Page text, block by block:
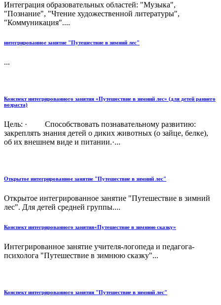
Интеграция образовательных областей: "Музыка",
"Познание", "Чтение художественной литературы",
"Коммуникация"....
интегрированное занятие "Путешествие в зимний лес"
...
Конспект интегрированного занятия «Путешествие в зимний лес» (для детей раннего
возраста)
Цель: · Способствовать познавательному развитию:
закреплять знания детей о диких животных (о зайце, белке),
об их внешнем виде и питании.·...
Открытое интегрированное занятие "Путешествие в зимний лес"
Открытое интегрированное занятие "Путешествие в зимний
лес". Для детей средней группы....
Конспект интегрированного занятия«Путешествие в зимнюю сказку»
Интегрированное занятие учителя-логопеда и педагога-
психолога "Путешествие в зимнюю сказку"...
Конспект интегрированного занятия "Путешествие в зимний лес"